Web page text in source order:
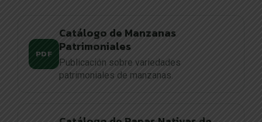
PDF
Catálogo de Manzanas
Patrimoniales
Publicación sobre variedades
patrimoniales de manzanas.